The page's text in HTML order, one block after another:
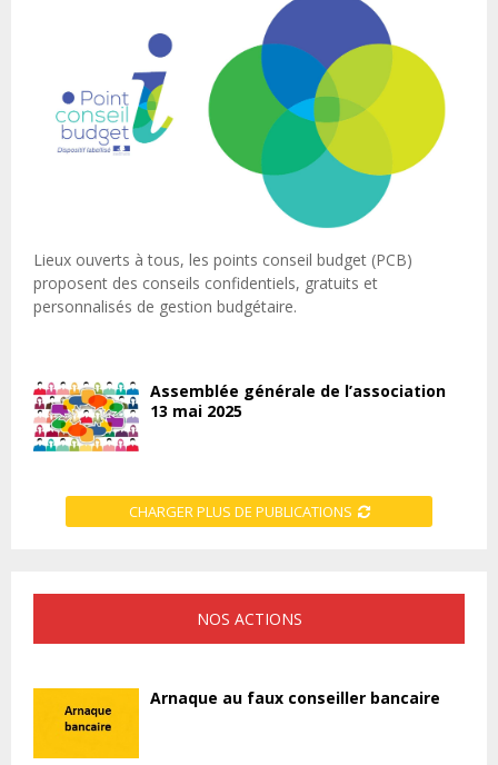
Lieux ouverts à tous, les points conseil budget (PCB)
proposent des conseils confidentiels, gratuits et
personnalisés de gestion budgétaire.
Assemblée générale de l’association
13 mai 2025
CHARGER PLUS DE PUBLICATIONS
NOS ACTIONS
Arnaque au faux conseiller bancaire